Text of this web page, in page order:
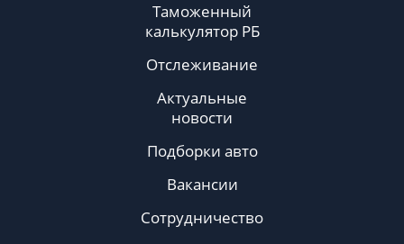
Таможенный
калькулятор РБ
Отслеживание
Актуальные
новости
Подборки авто
Вакансии
Сотрудничество